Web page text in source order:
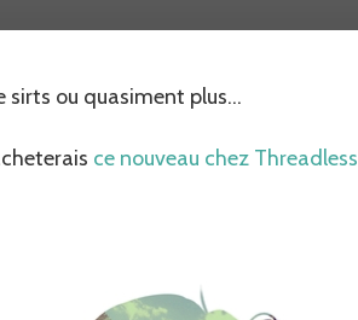
de
sirts ou quasiment plus…
ce nouveau chez Threadless